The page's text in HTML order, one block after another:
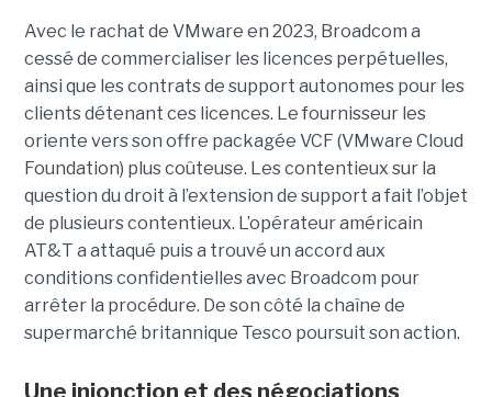
Avec le rachat de VMware en 2023, Broadcom a
cessé de commercialiser les licences perpétuelles,
ainsi que les contrats de support autonomes pour les
clients détenant ces licences. Le fournisseur les
oriente vers son offre packagée VCF (VMware Cloud
Foundation) plus coûteuse. Les contentieux sur la
question du droit à l’extension de support a fait l’objet
de plusieurs contentieux. L’opérateur américain
AT&T a attaqué puis a trouvé un accord aux
conditions confidentielles avec Broadcom pour
arrêter la procédure. De son côté la chaîne de
supermarché britannique Tesco poursuit son action.